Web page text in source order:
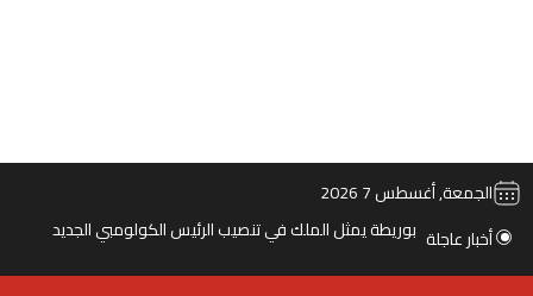
الجمعة, أغسطس 7 2026
أخبار عاجلة بوريطة يمثل الملك في تنصيب الرئيس الكولومبي الجديد